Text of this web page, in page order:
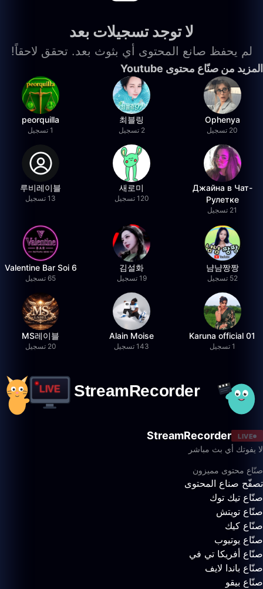
لا توجد تسجيلات بعد
لم يحفظ صانع المحتوى أي بثوث بعد. تحقق لاحقاً!
المزيد من صنّاع محتوى Youtube
Ophenya
20 تسجيل
최블링
2 تسجيل
peorquilla
1 تسجيل
Джайна в Чат-
Рулетке
21 تسجيل
새로미
120 تسجيل
루비레이블
13 تسجيل
냠냠짱짱
52 تسجيل
김설화
19 تسجيل
Valentine Bar Soi 6
65 تسجيل
Karuna official 01
1 تسجيل
Alain Moise
143 تسجيل
MS레이블
20 تسجيل
LIVE
StreamRecorder
لا يفوتك أي بث مباشر
صنّاع محتوى مميزون
تصفّح صناع المحتوى
صنّاع تيك توك
صنّاع تويتش
صنّاع كيك
صنّاع يوتيوب
صنّاع أفريكا تي في
صنّاع باندا لايف
صنّاع بيقو